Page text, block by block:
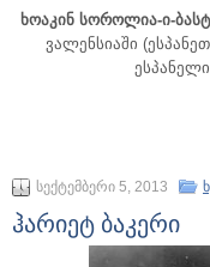
ხოაკინ სოროლია-ი-
ვალენსიაში
სექტემბერი 5, 2013
ჰარიეტ ბაკერი